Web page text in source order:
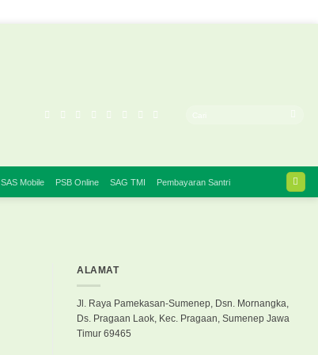
SAS Mobile PSB Online SAG TMI Pembayaran Santri
ALAMAT
Jl. Raya Pamekasan-Sumenep, Dsn. Mornangka,
Ds. Pragaan Laok, Kec. Pragaan, Sumenep Jawa
Timur 69465